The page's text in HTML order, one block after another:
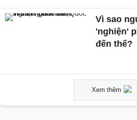
Vì sao
'nghiện'
đến thế?
Xem thêm